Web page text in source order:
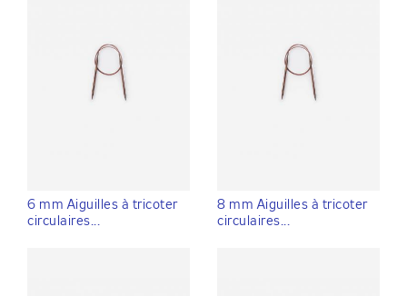
6 mm Aiguilles à tricoter
circulaires...
8 mm Aiguilles à tricoter
circulaires...